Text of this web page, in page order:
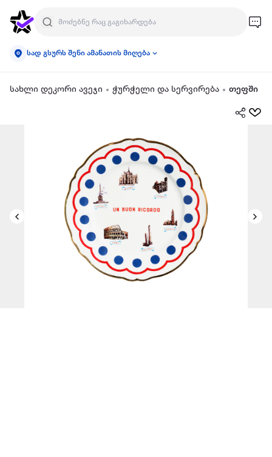
სად გსურს შენი ამანათის მიღება
სახლი დეკორი ავეჯი ჭურჭელი და სერვირება თეფში